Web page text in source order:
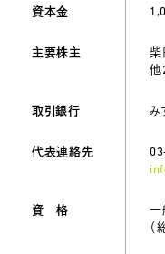
資本金
主要株主
柴
他
取引銀行 み
代表連絡先
資 格
一
（